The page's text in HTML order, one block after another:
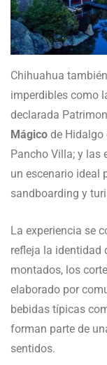
Chihuahua
imperdibles como
declarada
Mágico de Hidalgo
Pancho Villa; y las
un escenario ideal
sandboarding y
La experiencia se
refleja la identidad
montados, los
elaborado por
bebidas típicas
forman parte de
sentidos.